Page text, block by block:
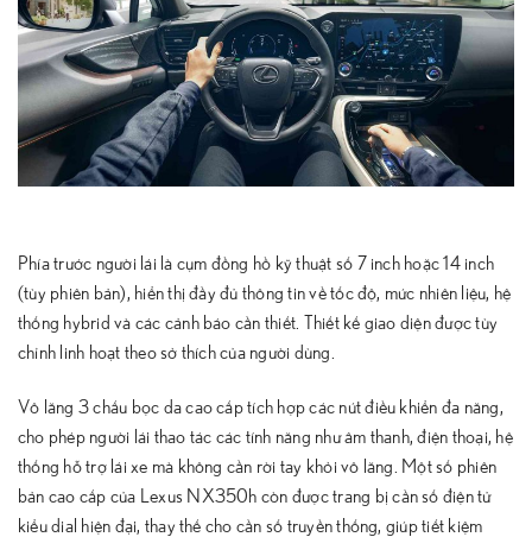
Phía trước người lái là cụm đồng hồ kỹ thuật số 7 inch hoặc 14 inch
(tùy phiên bản), hiển thị đầy đủ thông tin về tốc độ, mức nhiên liệu, hệ
thống hybrid và các cảnh báo cần thiết. Thiết kế giao diện được tùy
chỉnh linh hoạt theo sở thích của người dùng.
Vô lăng 3 chấu bọc da cao cấp tích hợp các nút điều khiển đa năng,
cho phép người lái thao tác các tính năng như âm thanh, điện thoại, hệ
thống hỗ trợ lái xe mà không cần rời tay khỏi vô lăng. Một số phiên
bản cao cấp của Lexus NX350h còn được trang bị cần số điện tử
kiểu dial hiện đại, thay thế cho cần số truyền thống, giúp tiết kiệm